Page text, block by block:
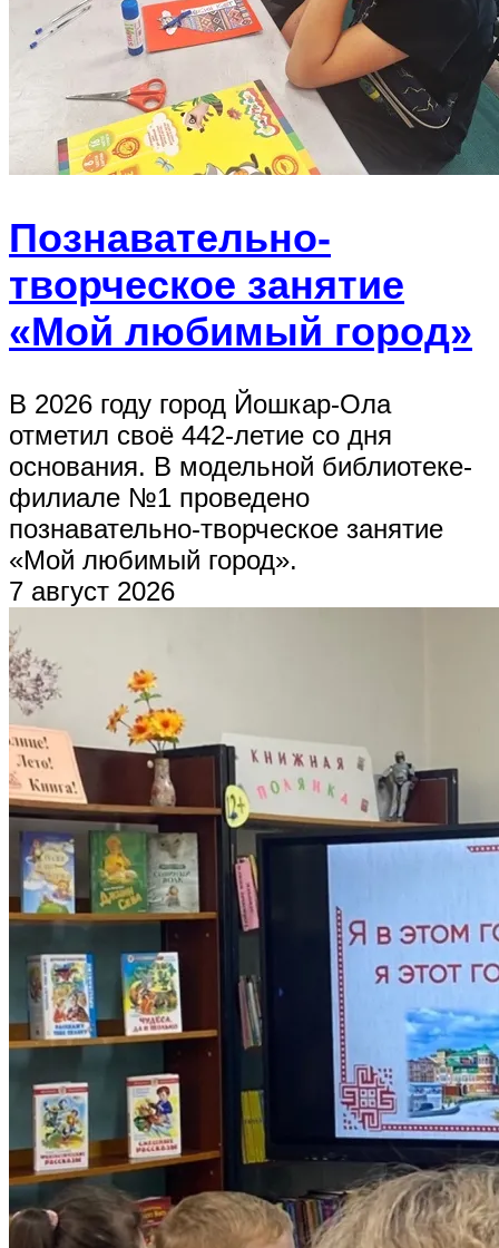
Познавательно-
творческое занятие
«Мой любимый город»
В 2026 году город Йошкар-Ола
отметил своё 442-летие со дня
основания. В модельной библиотеке-
филиале №1 проведено
познавательно-творческое занятие
«Мой любимый город».
7 август 2026